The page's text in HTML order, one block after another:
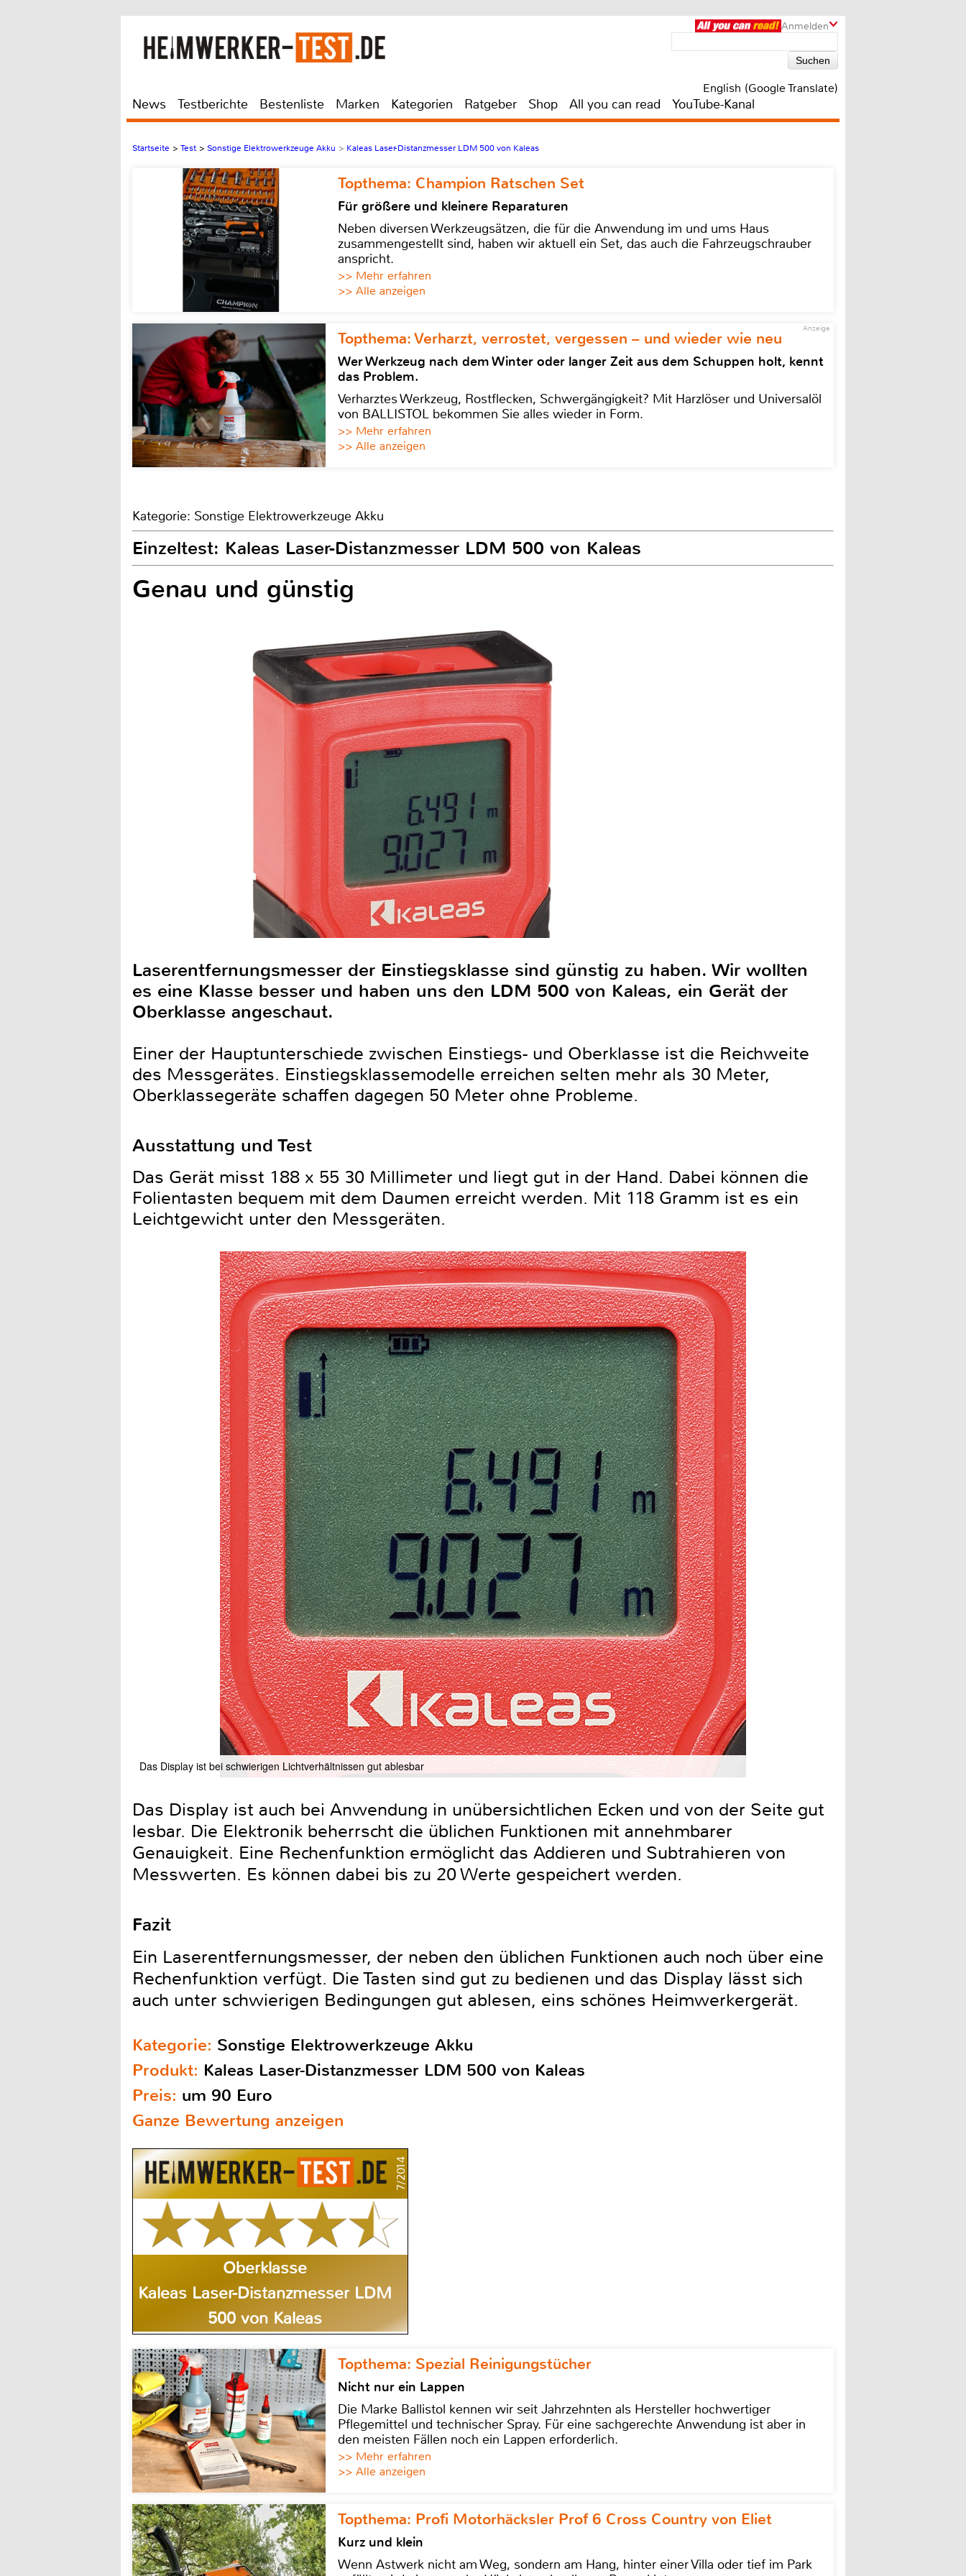
Anmelden
English (Google Translate)
News Testberichte Bestenliste Marken Kategorien Ratgeber Shop All you can read YouTube-Kanal
Startseite > Test > Sonstige Elektrowerkzeuge Akku > Kaleas Laser-Distanzmesser LDM 500 von Kaleas
Topthema: Champion Ratschen Set
Für größere und kleinere Reparaturen
Neben diversen Werkzeugsätzen, die für die Anwendung im und ums Haus
zusammengestellt sind, haben wir aktuell ein Set, das auch die Fahrzeugschrauber
anspricht.
>> Mehr erfahren
>> Alle anzeigen
Anzeige
Topthema: Verharzt, verrostet, vergessen – und wieder wie neu
Wer Werkzeug nach dem Winter oder langer Zeit aus dem Schuppen holt, kennt
das Problem.
Verharztes Werkzeug, Rostflecken, Schwergängigkeit? Mit Harzlöser und Universalöl
von BALLISTOL bekommen Sie alles wieder in Form.
>> Mehr erfahren
>> Alle anzeigen
Kategorie: Sonstige Elektrowerkzeuge Akku
Einzeltest: Kaleas Laser-Distanzmesser LDM 500 von Kaleas
Genau und günstig
Laserentfernungsmesser der Einstiegsklasse sind günstig zu haben. Wir wollten
es eine Klasse besser und haben uns den LDM 500 von Kaleas, ein Gerät der
Oberklasse angeschaut.
Einer der Hauptunterschiede zwischen Einstiegs- und Oberklasse ist die Reichweite
des Messgerätes. Einstiegsklassemodelle erreichen selten mehr als 30 Meter,
Oberklassegeräte schaffen dagegen 50 Meter ohne Probleme.
Ausstattung und Test
Das Gerät misst 188 x 55 30 Millimeter und liegt gut in der Hand. Dabei können die
Folientasten bequem mit dem Daumen erreicht werden. Mit 118 Gramm ist es ein
Leichtgewicht unter den Messgeräten.
Das Display ist bei schwierigen Lichtverhältnissen gut ablesbar
Das Display ist auch bei Anwendung in unübersichtlichen Ecken und von der Seite gut
lesbar. Die Elektronik beherrscht die üblichen Funktionen mit annehmbarer
Genauigkeit. Eine Rechenfunktion ermöglicht das Addieren und Subtrahieren von
Messwerten. Es können dabei bis zu 20 Werte gespeichert werden.
Fazit
Ein Laserentfernungsmesser, der neben den üblichen Funktionen auch noch über eine
Rechenfunktion verfügt. Die Tasten sind gut zu bedienen und das Display lässt sich
auch unter schwierigen Bedingungen gut ablesen, eins schönes Heimwerkergerät.
Kategorie: Sonstige Elektrowerkzeuge Akku
Produkt: Kaleas Laser-Distanzmesser LDM 500 von Kaleas
Preis: um 90 Euro
Ganze Bewertung anzeigen
7/2014
Oberklasse
Kaleas Laser-Distanzmesser LDM
500 von Kaleas
Topthema: Spezial Reinigungstücher
Nicht nur ein Lappen
Die Marke Ballistol kennen wir seit Jahrzehnten als Hersteller hochwertiger
Pflegemittel und technischer Spray. Für eine sachgerechte Anwendung ist aber in
den meisten Fällen noch ein Lappen erforderlich.
>> Mehr erfahren
>> Alle anzeigen
Topthema: Profi Motorhäcksler Prof 6 Cross Country von Eliet
Kurz und klein
Wenn Astwerk nicht am Weg, sondern am Hang, hinter einer Villa oder tief im Park